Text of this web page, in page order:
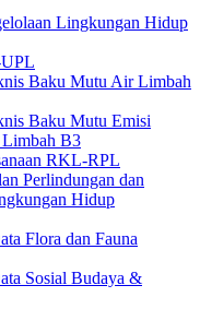
Lingkungan Hidup
Baku Mutu Air Limbah
Baku Mutu Emisi
B3
RKL-RPL
Perlindungan dan
Hidup
Flora dan Fauna
Sosial Budaya &